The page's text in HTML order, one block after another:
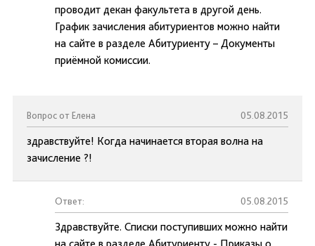
проводит декан факультета в другой день.
График зачисления абитуриентов можно найти
на сайте в разделе Абитуриенту – Документы
приёмной комиссии.
Вопрос от Елена 05.08.2015
здравствуйте! Когда начинается вторая волна на
зачисление ?!
Ответ: 05.08.2015
Здравствуйте. Списки поступивших можно найти